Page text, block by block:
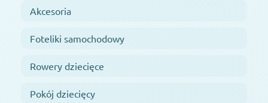
Akcesoria
Foteliki samochodowy
Rowery dziecięce
Pokój dziecięcy